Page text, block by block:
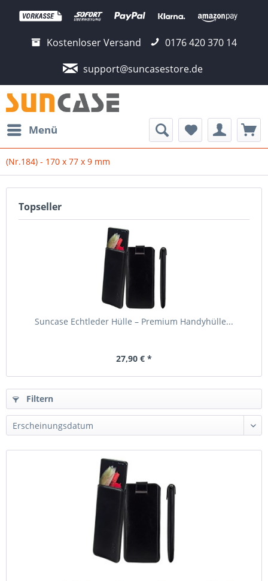
Kostenloser Versand
0176 420 370 14
support@suncasestore.de
Menü
(Nr.184) - 170 x 77 x 9 mm
Topseller
Suncase Echtleder Hülle – Premium Handyhülle...
27,90 € *
Filtern